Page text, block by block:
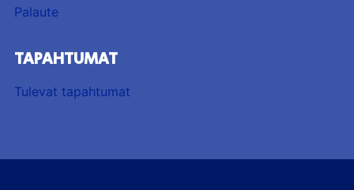
Palaute
TAPAHTUMAT
Tulevat tapahtumat